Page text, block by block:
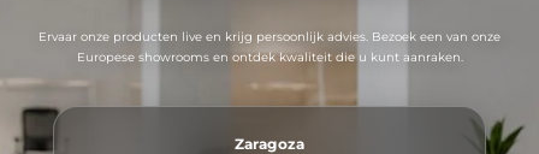
Ervaar onze producten live en krijg persoonlijk advies. Bezoek een van onze
Europese showrooms en ontdek kwaliteit die u kunt aanraken.
Zaragoza